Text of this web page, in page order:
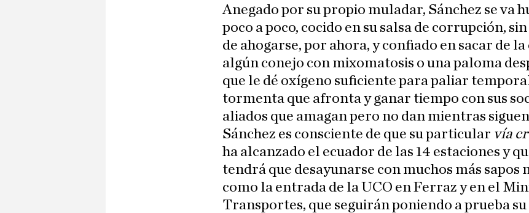
Anegado por su propio muladar, Sánchez se va
poco a poco, cocido en su salsa de corrupción,
de ahogarse, por ahora, y confiado en sacar de
algún conejo con mixomatosis o una paloma
que le dé oxígeno suficiente para paliar
tormenta que afronta y ganar tiempo con sus
aliados que amagan pero no dan mientras
Sánchez es consciente de que su particular vía
ha alcanzado el ecuador de las 14 estaciones y
tendrá que desayunarse con muchos más sapos
como la entrada de la UCO en Ferraz y en el
Transportes, que seguirán poniendo a prueba